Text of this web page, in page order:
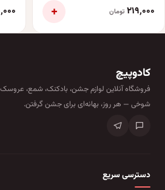
۲۱۹٬۰۰۰ تومان +
کادوپیچ
فروشگاه آنلاین لوازم جشن، بادکنک، شمع،
شوخی — هر روز، بهانه‌ای برای جشن گرفتن.
دسترسی سریع